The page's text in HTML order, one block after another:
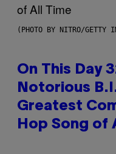
(PHOTO BY NITRO/GETTY
On This Day
Notorious
Greatest
Hop Song of